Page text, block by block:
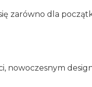
zarówno dla
nowoczesnym